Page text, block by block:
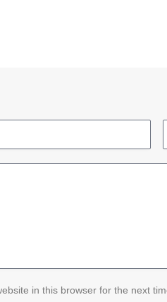
in this browser for the next